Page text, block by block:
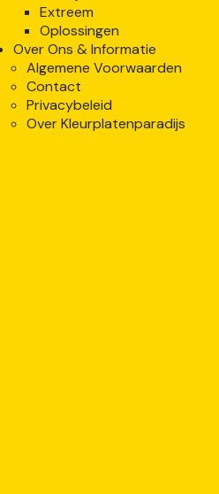
Extreem
Oplossingen
Over Ons & Informatie
Algemene Voorwaarden
Contact
Privacybeleid
Over Kleurplatenparadijs